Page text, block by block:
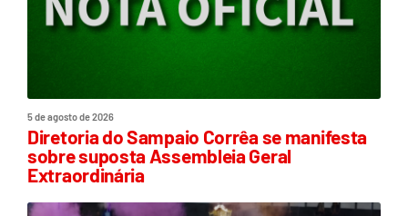
5 de agosto de 2026
Diretoria do Sampaio Corrêa se manifesta
sobre suposta Assembleia Geral
Extraordinária